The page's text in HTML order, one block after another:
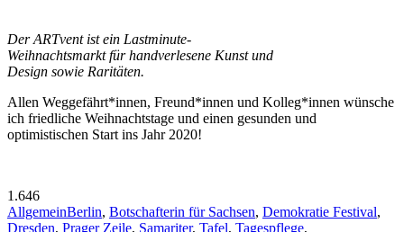
Der ARTvent ist ein Lastminute-
Weihnachtsmarkt für handverlesene Kunst und
Design sowie Raritäten.
Allen Weggefährt*innen, Freund*innen und Kolleg*innen wünsche
ich friedliche Weihnachtstage und einen gesunden und
optimistischen Start ins Jahr 2020!
1.646
AllgemeinBerlin, Botschafterin für Sachsen, Demokratie Festival,
Dresden, Prager Zeile, Samariter, Tafel, Tagespflege,